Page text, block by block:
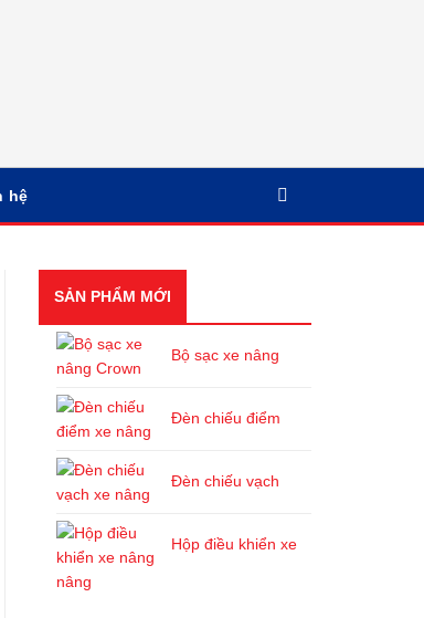
hệ
SẢN PHẨM MỚI
Bộ sạc xe nâng
Đèn chiếu điểm
Đèn chiếu vạch
Hộp điều khiển xe
nâng